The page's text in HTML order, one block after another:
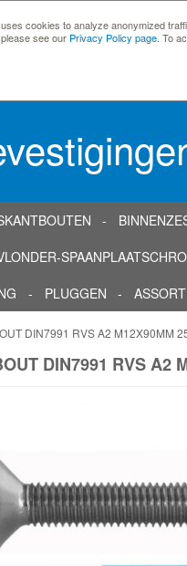
cookies to analyze anonymized
see our Privacy Policy page . To
PLUGGEN
DIN7991 RVS A2 M12X90MM
DIN7991 RVS A2